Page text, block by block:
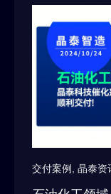
交付案例 晶泰资